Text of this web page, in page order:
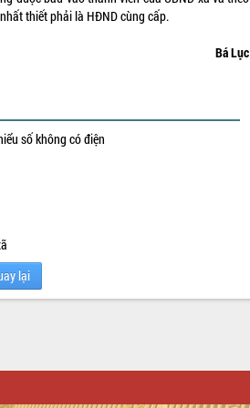
thiết phải là HĐND cùng cấp.
Bá Lục
số không có điện
lại